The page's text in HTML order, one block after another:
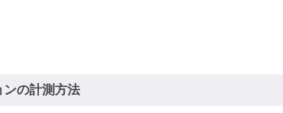
ンの計測方法